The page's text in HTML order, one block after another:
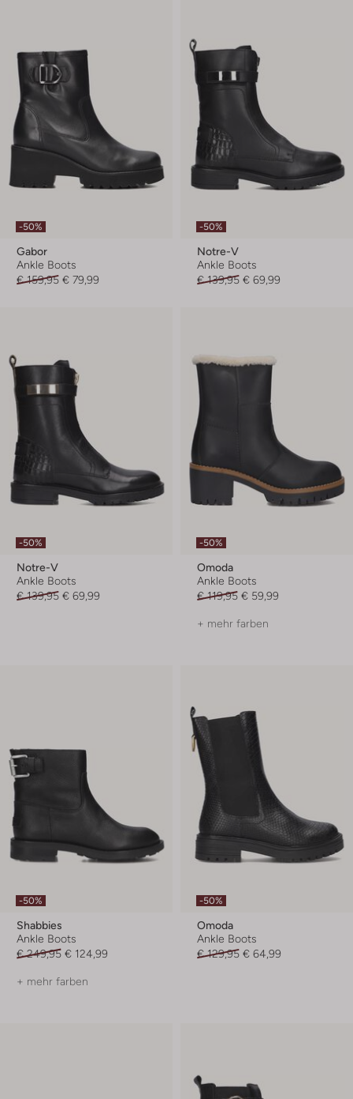
-50%
Gabor
Ankle Boots
€ 159,95 € 79,99
-50%
Notre-V
Ankle Boots
€ 139,95 € 69,99
-50%
Notre-V
Ankle Boots
€ 139,95 € 69,99
-50%
Omoda
Ankle Boots
€ 119,95 € 59,99
+ mehr farben
-50%
Shabbies
Ankle Boots
€ 249,95 € 124,99
+ mehr farben
-50%
Omoda
Ankle Boots
€ 129,95 € 64,99